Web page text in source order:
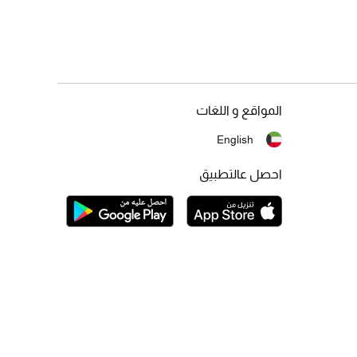
المواقع و اللغات
English
احصل عالتطبيق